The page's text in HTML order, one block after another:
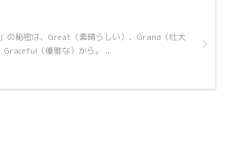
の秘密は、Great（素晴らしい）、Grand（壮大
（優雅な）から。 ...